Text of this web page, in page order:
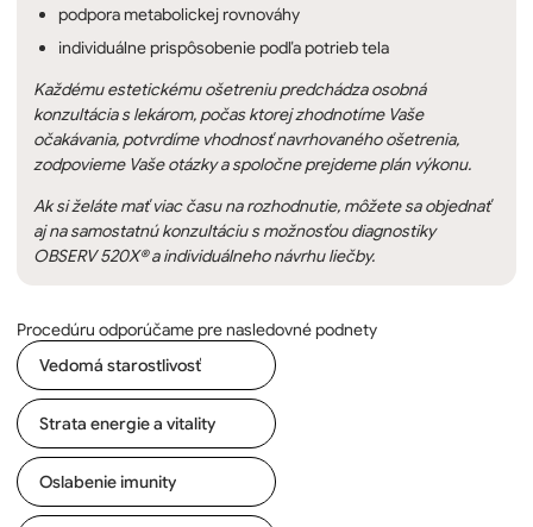
Procedúru odporúčame pre nasledovné podnety
Vedomá starostlivosť
Strata energie a vitality
Oslabenie imunity
podpora metabolickej rovnováhy
individuálne prispôsobenie podľa potrieb tela
Každému estetickému ošetreniu predchádza osobná
konzultácia s lekárom, počas ktorej zhodnotíme Vaše
očakávania, potvrdíme vhodnosť navrhovaného ošetrenia,
zodpovieme Vaše otázky a spoločne prejdeme plán výkonu.
Ak si želáte mať viac času na rozhodnutie, môžete sa objednať
aj na samostatnú konzultáciu s možnosťou diagnostiky
OBSERV 520X® a individuálneho návrhu liečby.